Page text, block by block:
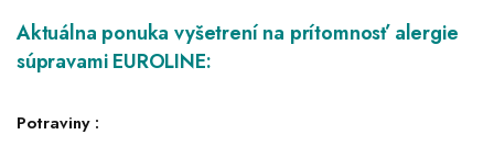
Aktuálna ponuka vyšetrení na prítomnosť alergie
súpravami EUROLINE:
Potraviny :